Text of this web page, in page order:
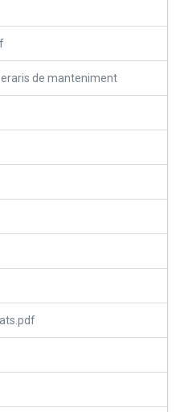
de manteniment